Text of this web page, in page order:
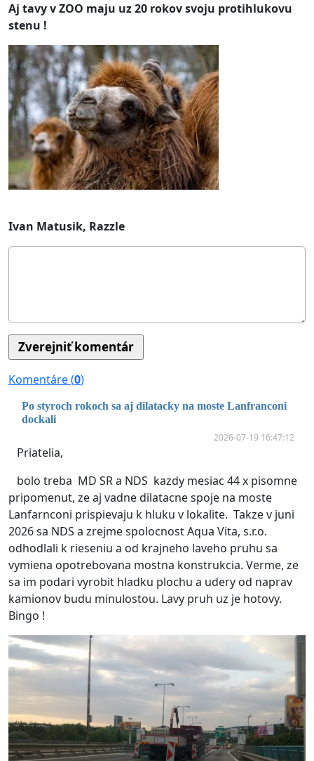
Aj tavy v ZOO maju uz 20 rokov svoju protihlukovu
stenu !
Ivan Matusik, Razzle
Komentáre (0)
Po styroch rokoch sa aj dilatacky na moste Lanfranconi
dockali
2026-07-19 16:47:12
Priatelia,
bolo treba MD SR a NDS kazdy mesiac 44 x pisomne
pripomenut, ze aj vadne dilatacne spoje na moste
Lanfarnconi prispievaju k hluku v lokalite. Takze v juni
2026 sa NDS a zrejme spolocnost Aqua Vita, s.r.o.
odhodlali k rieseniu a od krajneho laveho pruhu sa
vymiena opotrebovana mostna konstrukcia. Verme, ze
sa im podari vyrobit hladku plochu a udery od naprav
kamionov budu minulostou. Lavy pruh uz je hotovy.
Bingo !